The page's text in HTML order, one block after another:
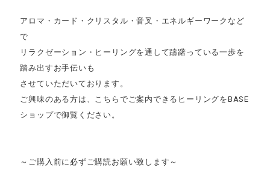
アロマ・カード・クリスタル・音叉・エネルギーワークなど
で
リラクゼーション・ヒーリングを通して躊躇っている一歩を
踏み出すお手伝いも
させていただいております。
ご興味のある方は、こちらでご案内できるヒーリングをBASE
ショップで御覧ください。
～ご購入前に必ずご購読お願い致します～